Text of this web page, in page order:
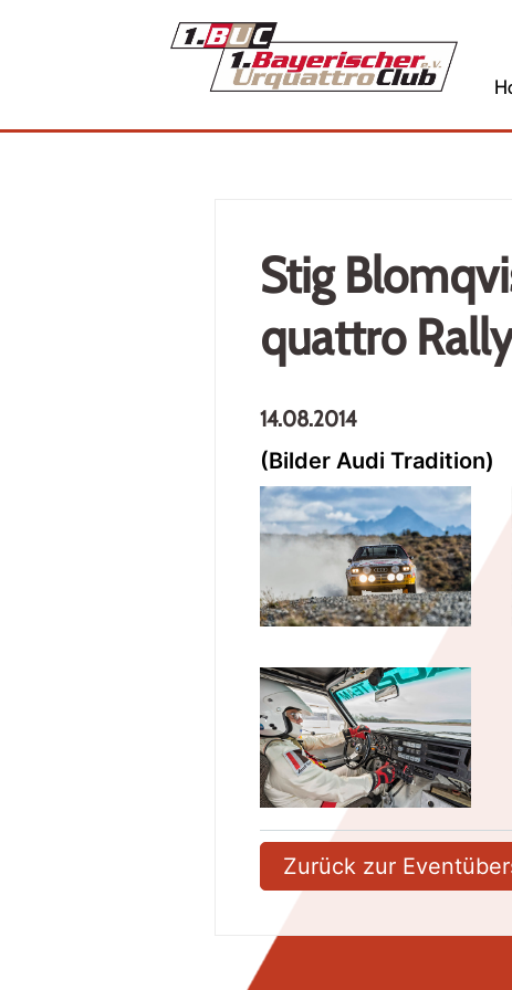
Stig
quattro
14.08.2014
(Bilder Audi Tradition)
Zurück zur